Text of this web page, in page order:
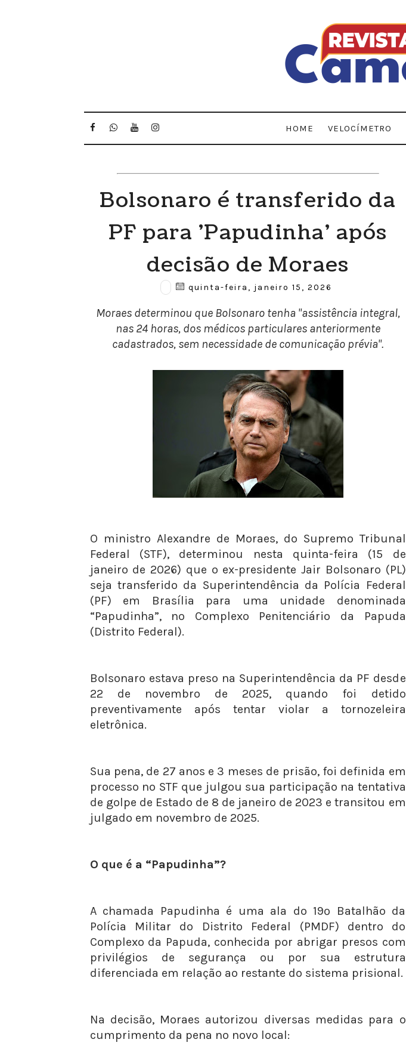
HOME VELOCÍMETRO
Bolsonaro é transferido da
PF para 'Papudinha' após
decisão de Moraes
quinta-feira, janeiro 15, 2026
Moraes determinou que Bolsonaro tenha "assistência integral,
nas 24 horas, dos médicos particulares anteriormente
cadastrados, sem necessidade de comunicação prévia".
O ministro Alexandre de Moraes, do Supremo Tribunal
Federal (STF), determinou nesta quinta-feira (15 de
janeiro de 2026) que o ex-presidente Jair Bolsonaro (PL)
seja transferido da Superintendência da Polícia Federal
(PF) em Brasília para uma unidade denominada
“Papudinha”, no Complexo Penitenciário da Papuda
(Distrito Federal).
Bolsonaro estava preso na Superintendência da PF desde
22 de novembro de 2025, quando foi detido
preventivamente após tentar violar a tornozeleira
eletrônica.
Sua pena, de 27 anos e 3 meses de prisão, foi definida em
processo no STF que julgou sua participação na tentativa
de golpe de Estado de 8 de janeiro de 2023 e transitou em
julgado em novembro de 2025.
O que é a “Papudinha”?
A chamada Papudinha é uma ala do 19º Batalhão da
Polícia Militar do Distrito Federal (PMDF) dentro do
Complexo da Papuda, conhecida por abrigar presos com
privilégios de segurança ou por sua estrutura
diferenciada em relação ao restante do sistema prisional.
Na decisão, Moraes autorizou diversas medidas para o
cumprimento da pena no novo local: